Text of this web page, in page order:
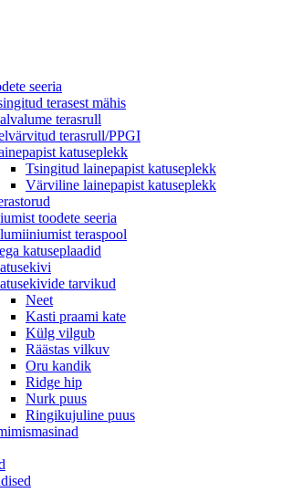
seeria
terasest mähis
terasrull
terasrull/PPGI
katuseplekk
Tsingitud lainepapist katuseplekk
Värviline lainepapist katuseplekk
toodete seeria
teraspool
katuseplaadid
tarvikud
Neet
Kasti praami kate
Külg vilgub
Räästas vilkuv
Oru kandik
Ridge hip
Nurk puus
Ringikujuline puus